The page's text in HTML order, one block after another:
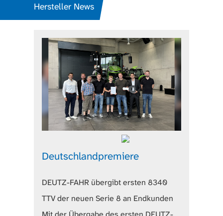
Hersteller News
Deutschlandpremiere
DEUTZ-FAHR übergibt ersten 8340
TTV der neuen Serie 8 an Endkunden